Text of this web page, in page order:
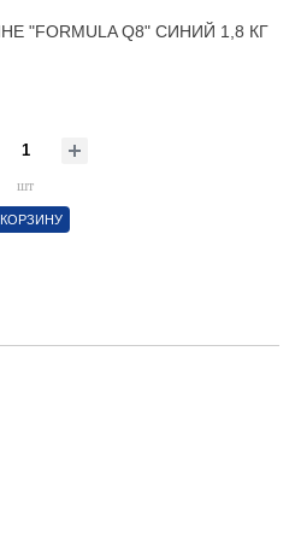
"FORMULA Q8" СИНИЙ 1,8 КГ
шт
КОРЗИНУ